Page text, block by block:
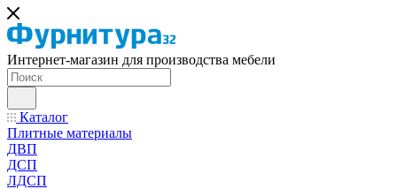
Интернет-магазин для производства мебели
Каталог
Плитные материалы
ДВП
ДСП
ЛДСП